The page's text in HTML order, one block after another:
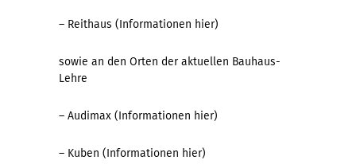
– Reithaus (Informationen hier)
sowie an den Orten der aktuellen Bauhaus-
Lehre
– Audimax (Informationen hier)
– Kuben (Informationen hier)